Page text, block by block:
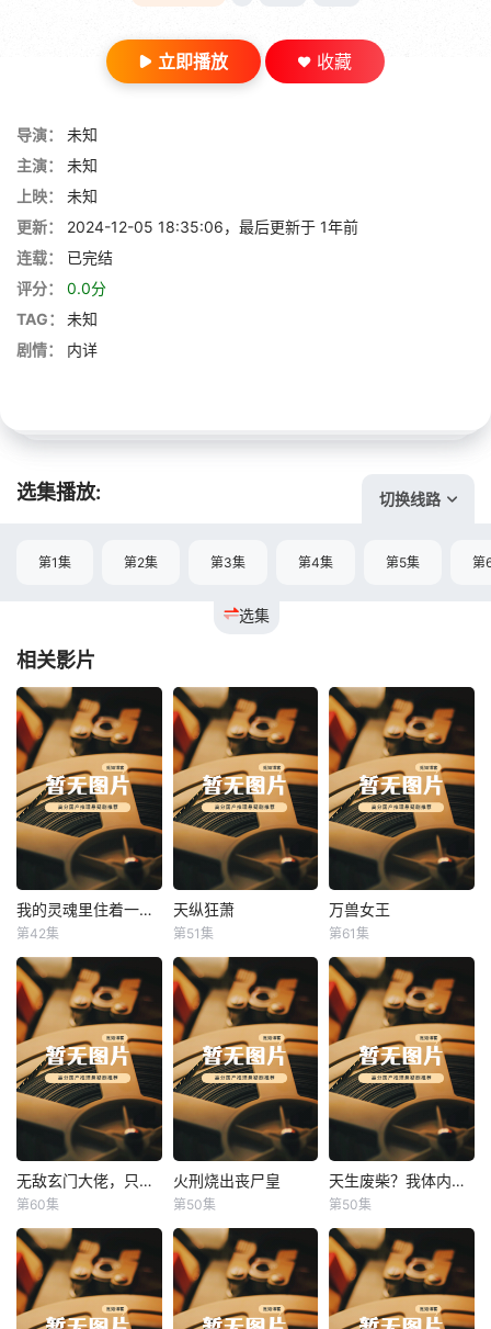
立即播放 收藏
导演：
未知
主演：
未知
上映：
未知
更新：
2024-12-05 18:35:06，最后更新于 1年前
连载：
已完结
评分：
0.0分
TAG：
未知
剧情：
内详
选集播放: 切换线路
选集
第1集 第2集 第3集 第4集 第5集 第
相关影片
我的灵魂里住着一条龙 我的灵魂里住着一条龙
第42集
天纵狂萧
天纵狂萧
第51集
万兽女王
万兽女王
第61集
无敌玄门大佬，只听姐姐的话 无敌玄门大佬，只听姐姐的话
第60集
火刑烧出丧尸皇
火刑烧出丧尸皇
第50集
天生废柴？我体内有神血 天生废柴？我体内有神血
第50集